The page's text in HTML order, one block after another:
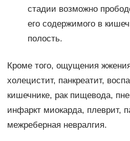
стадии возможно
его содержимого в
полость.
Кроме того, ощущения
холецистит, панкреатит,
кишечнике, рак пищевода,
инфаркт миокарда, плеврит,
межреберная невралгия.